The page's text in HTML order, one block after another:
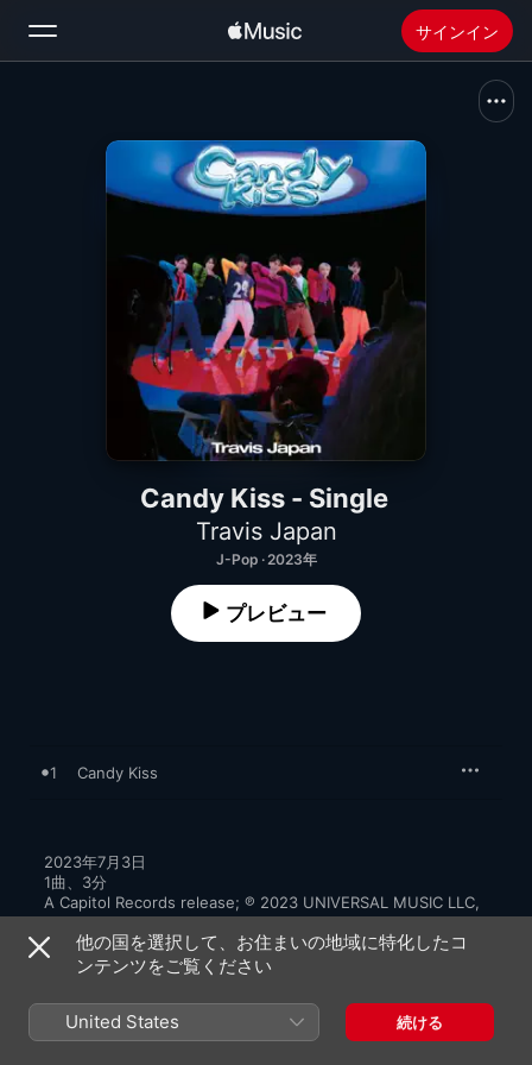
サインイン
Candy Kiss - Single
Travis Japan
J-Pop · 2023年
プレビュー
1 Candy Kiss
2023年7月3日
1曲、3分
A Capitol Records release; ℗ 2023 UNIVERSAL MUSIC LLC,
Marketed & Distributed by UNIVERSAL MUSIC LLC
他の国を選択して、お住まいの地域に特化したコ
ンテンツをご覧ください
United States 続ける